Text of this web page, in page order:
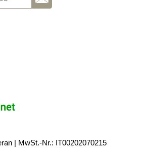
MwSt.-Nr.: IT00202070215